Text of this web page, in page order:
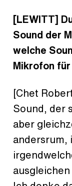
[LEWITT]
Sound der
welche
Mikrofon
[Chet
Sound, der
aber
andersrum,